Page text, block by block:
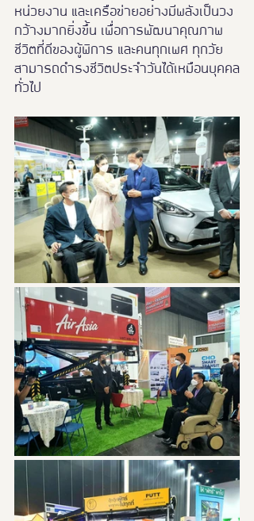
หน่วยงาน และเครือข่ายอย่างมีพลังเป็นวง
กว้างมากยิ่งขึ้น เพื่อการพัฒนาคุณภาพ
ชีวิตที่ดีของผู้พิการ และคนทุกเพศ ทุกวัย
สามารถดำรงชีวิตประจำวันได้เหมือนบุคคล
ทั่วไป